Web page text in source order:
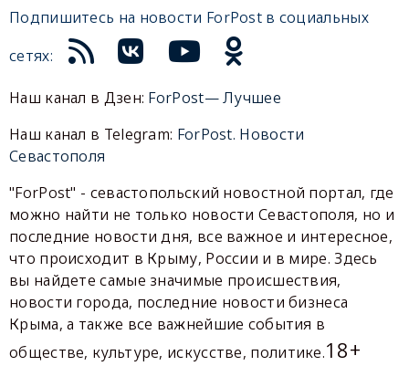
Подпишитесь на новости ForPost в социальных
сетях:
Наш канал в Дзен: ForPost— Лучшее
Наш канал в Telegram: ForPost. Новости
Севастополя
"ForPost" - севастопольский новостной портал, где
можно найти не только новости Севастополя, но и
последние новости дня, все важное и интересное,
что происходит в Крыму, России и в мире. Здесь
вы найдете самые значимые происшествия,
новости города, последние новости бизнеса
Крыма, а также все важнейшие события в
обществе, культуре, искусстве, политике.18+